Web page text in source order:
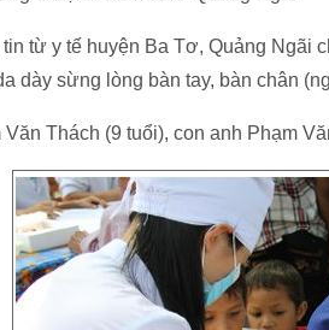
tin từ y tế huyện Ba Tơ, Quảng
dày sừng lòng bàn tay, bàn chân
Thách (9 tuổi), con anh Phạm